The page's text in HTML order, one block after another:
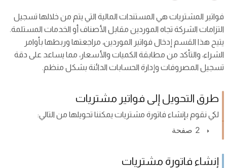
فواتير المشتريات هي المستندات المالية التي يتم من خلالها تسجيل
التزامات الشركة تجاه الموردين مقابل الأصناف أو الخدمات المستلمة.
يتيح هذا القسم إدخال فواتير الموردين، مراجعتها وربطها بأوامر
الشراء، والتأكد من مطابقة الكميات والأسعار، مما يساعد على دقة
تسجيل المصروفات وإدارة الحسابات الدائنة بشكل منظم.
طرق التحويل إلى فواتير مشتريات
لكي نقوم بإنشاء فاتورة مشتريات يمكننا تحويلها من التالي:
2 صفحة
إنشاء فاتورة مشتريات